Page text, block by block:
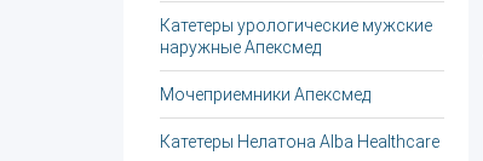
Катетеры урологические мужские
наружные Апексмед
Мочеприемники Апексмед
Катетеры Нелатона Alba Healthcare